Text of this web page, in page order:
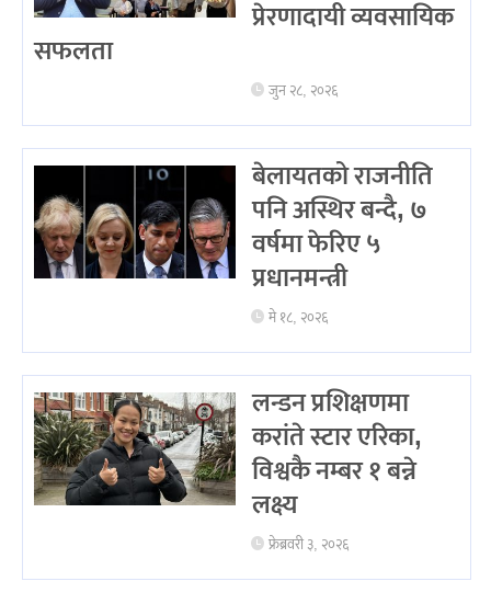
प्रेरणादायी व्यवसायिक
सफलता
जुन २८, २०२६
बेलायतको राजनीति
पनि अस्थिर बन्दै, ७
वर्षमा फेरिए ५
प्रधानमन्त्री
मे १८, २०२६
लन्डन प्रशिक्षणमा
करांते स्टार एरिका,
विश्वकै नम्बर १ बन्ने
लक्ष्य
फ्रेब्रवरी ३, २०२६